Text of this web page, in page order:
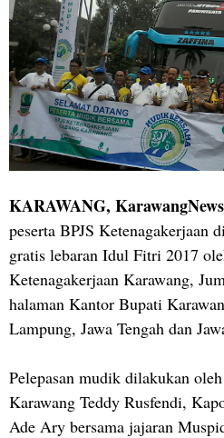
KARAWANG,
peserta BPJS Ketenagakerjaan
gratis lebaran Idul Fitri 2017
Ketenagakerjaan Karawang,
halaman Kantor Bupati
Lampung, Jawa Tengah dan
Pelepasan mudik dilakukan
Karawang Teddy Rusfendi,
Ade Ary bersama jajaran